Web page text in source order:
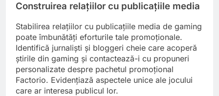
Construirea relațiilor cu publicațiile media
Stabilirea relațiilor cu publicațiile media de gaming
poate îmbunătăți eforturile tale promoționale.
Identifică jurnaliști și bloggeri cheie care acoperă
știrile din gaming și contactează-i cu propuneri
personalizate despre pachetul promoțional
Factorio. Evidențiază aspectele unice ale jocului
care ar interesa publicul lor.